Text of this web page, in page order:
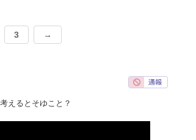
3 →
えるとそゆこと？